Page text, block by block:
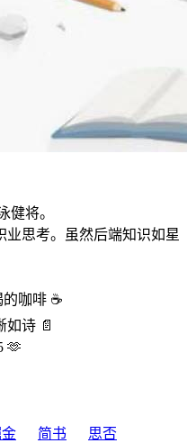
健将。
思考。虽然后端知识如星
咖啡 ☕️
如诗 📄
🫶
简书 思否